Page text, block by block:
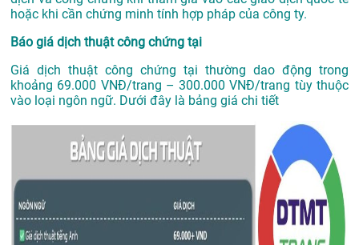
hoặc khi cần chứng minh tính hợp pháp của công ty.
Báo giá dịch thuật công chứng tại
Giá dịch thuật công chứng tại thường dao động trong
khoảng 69.000 VNĐ/trang – 300.000 VNĐ/trang tùy thuộc
vào loại ngôn ngữ. Dưới đây là bảng giá chi tiết